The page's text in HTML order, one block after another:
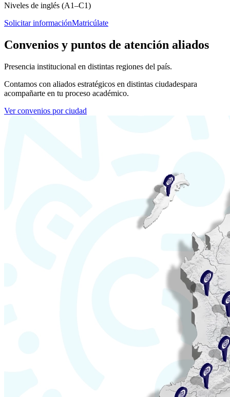
Niveles de inglés (A1–C1)
Solicitar informaciónMatricúlate
Convenios y puntos de atención aliados
Presencia institucional en distintas regiones del país.
Contamos con aliados estratégicos en distintas ciudadespara
acompañarte en tu proceso académico.
Ver convenios por ciudad